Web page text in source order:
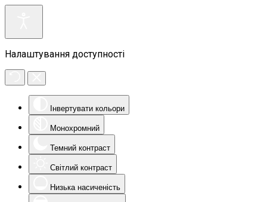
Налаштування доступності
Інвертувати кольори
Монохромний
Темний контраст
Світлий контраст
Низька насиченість